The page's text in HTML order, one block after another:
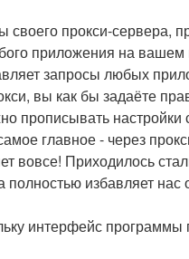
прокси-сервера,
приложения на вашем
запросы любых
вы как бы задаёте
прописывать настройки
главное - через
вовсе! Приходилось
избавляет нас
интерфейс программы